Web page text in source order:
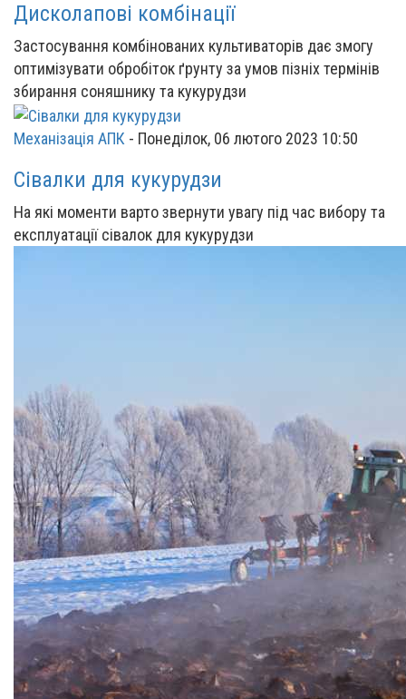
Дисколапові комбінації
Застосування комбінованих культиваторів дає змогу
оптимізувати обробіток ґрунту за умов пізніх термінів
збирання соняшнику та кукурудзи
Механізація АПК - Понеділок, 06 лютого 2023 10:50
Сівалки для кукурудзи
На які моменти варто звернути увагу під час вибору та
експлуатації сівалок для кукурудзи